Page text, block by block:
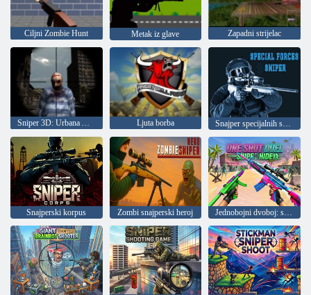
Ciljni Zombie Hunt Metak iz glave Zapadni strijelac
Sniper 3D: Urbana Apokalipsa Ljuta borba Snajper specijalnih snaga
Snajperski korpus Zombi snajperski heroj